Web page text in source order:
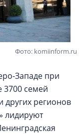
Фото: komiinform.ru
Западе при
3700 семей
регионов
лидируют